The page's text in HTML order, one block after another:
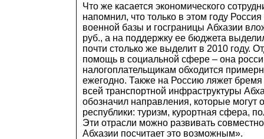
Что же касается экономического
напомнил, что только в этом году
военной базы и госграницы Абхазии
руб., а на поддержку ее бюджета
почти столько же выделит в 2010 году.
помощь в социальной сфере – она
налогоплательщикам обходится
ежегодно. Также на Россию ляжет
всей транспортной инфраструктуры
обозначил направления, которые могут
республики: туризм, курортная сфера,
Эти отрасли можно развивать
Абхазии посчитает это возможным».